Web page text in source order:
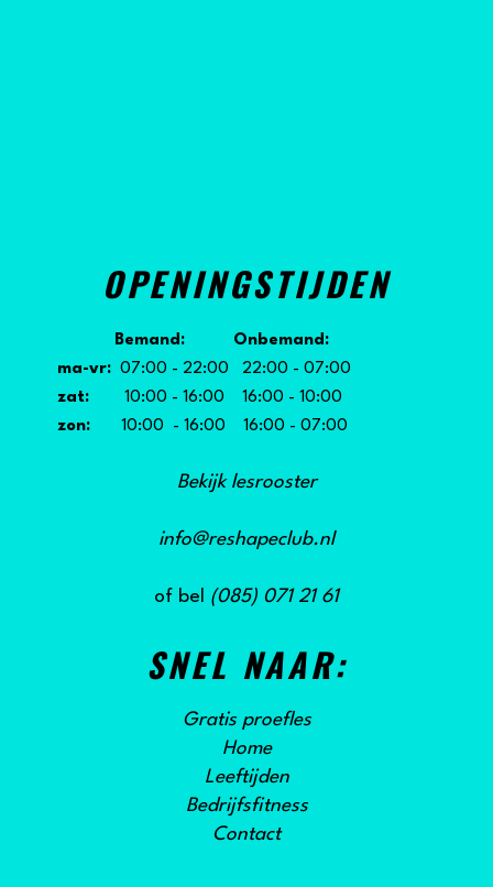
OPENINGSTIJDEN
Bemand: Onbemand:
ma-vr: 07:00 - 22:00 22:00 - 07:00
zat:10:00 - 16:00 16:00 - 10:00
zon: 10:00 - 16:00 16:00 - 07:00
Bekijk lesrooster
info@reshapeclub.nl
of bel (085) 071 21 61
SNEL NAAR:
Gratis proefles
Home
Leeftijden
Bedrijfsfitness
Contact